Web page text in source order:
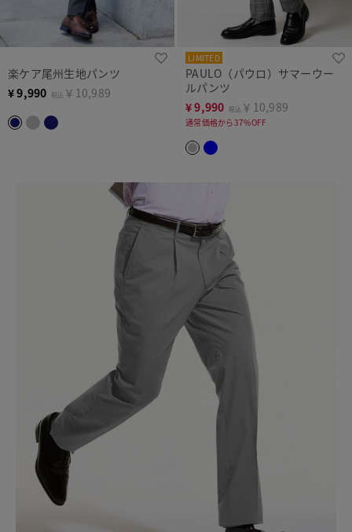
楽ケア尾州生地パンツ
¥9,990 税込 ￥10,989
LIMITED
PAULO（パウロ）サマーウー
ルパンツ
¥9,990 税込 ￥10,989
通常価格から37%OFF